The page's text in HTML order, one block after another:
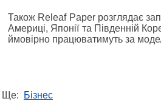
Також Releaf Paper розглядає
Америці, Японії та Південній
ймовірно працюватимуть за
Ще: Бізнес